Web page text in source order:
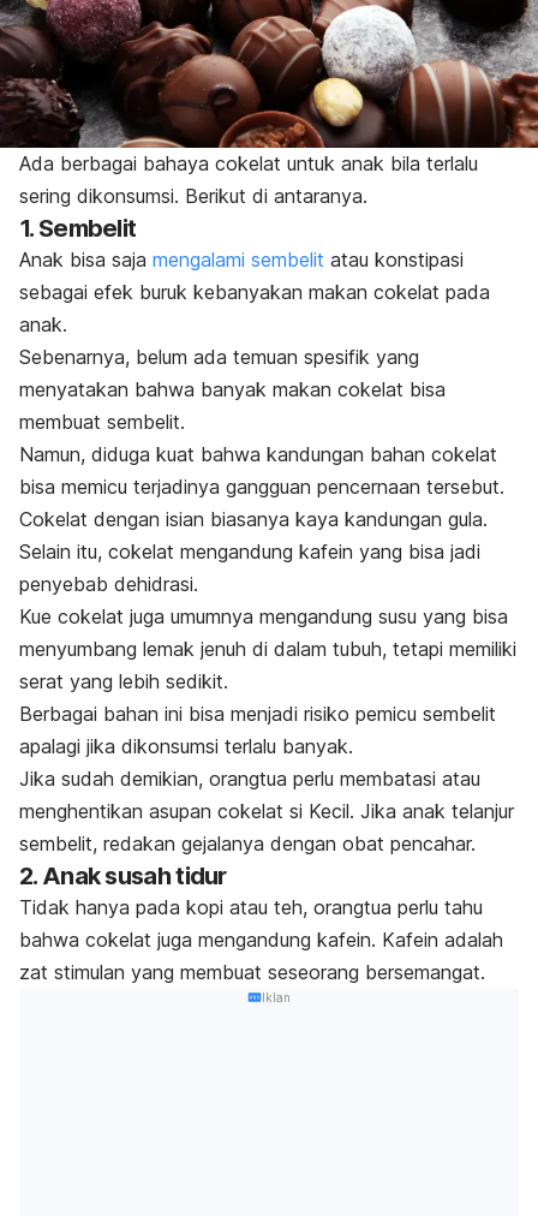
Ada berbagai bahaya cokelat untuk anak bila terlalu
sering dikonsumsi. Berikut di antaranya.
1. Sembelit
Anak bisa saja mengalami sembelit atau konstipasi
sebagai efek buruk kebanyakan makan cokelat pada
anak.
Sebenarnya, belum ada temuan spesifik yang
menyatakan bahwa banyak makan cokelat bisa
membuat sembelit.
Namun, diduga kuat bahwa kandungan bahan cokelat
bisa memicu terjadinya gangguan pencernaan tersebut.
Cokelat dengan isian biasanya kaya kandungan gula.
Selain itu, cokelat mengandung kafein yang bisa jadi
penyebab dehidrasi.
Kue cokelat juga umumnya mengandung susu yang bisa
menyumbang lemak jenuh di dalam tubuh, tetapi memiliki
serat yang lebih sedikit.
Berbagai bahan ini bisa menjadi risiko pemicu sembelit
apalagi jika dikonsumsi terlalu banyak.
Jika sudah demikian, orangtua perlu membatasi atau
menghentikan asupan cokelat si Kecil. Jika anak telanjur
sembelit, redakan gejalanya dengan obat pencahar.
2. Anak susah tidur
Tidak hanya pada kopi atau teh, orangtua perlu tahu
bahwa cokelat juga mengandung kafein. Kafein adalah
zat stimulan yang membuat seseorang bersemangat.
Iklan